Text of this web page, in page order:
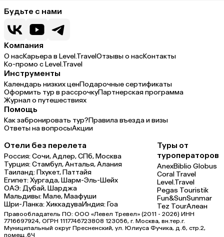
Будьте с нами
Компания
О насКарьера в Level.TravelОтзывы о насКонтакты
Ко-промо с Level.Travel
Инструменты
Календарь низких ценПодарочные сертификаты
Оформить тур в рассрочкуПартнерская программа
Журнал о путешествиях
Помощь
Как забронировать тур?Правила въезда и визы
Ответы на вопросыАкции
Отели без перелета
Россия:Сочи,Адлер,СПб,Москва
Турция:Стамбул,Анталья,Алания
Таиланд:Пхукет,Паттайя
Египет:Хургада,Шарм-Эль-Шейх
ОАЭ:Дубай,Шарджа
Мальдивы:Мале,Маафуши
Шри-Ланка:ХиккадуваИндия:Гоа
Туры от
туроператоров
AnexBiblio Globus
Coral Travel
Level.Travel
Pegas Touristik
Fun&SunSunmar
Tez TourАлеан
Правообладатель ПО: ООО «Левел Тревел» (2011 - 2026) ИНН
7716697924, ОГРН 1117746723808 123056, г. Москва, вн.тер.г.
Муниципальный округ Пресненский, ул. Юлиуса Фучика, д.6, стр.2,
помещ.6Ч